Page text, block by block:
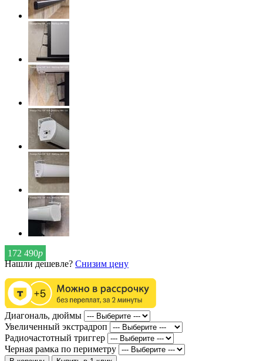
172 490р
Нашли дешевле? Снизим цену
Диагональ, дюймы
Увеличенный экстрадроп
Радиочастотный триггер
Черная рамка по периметру